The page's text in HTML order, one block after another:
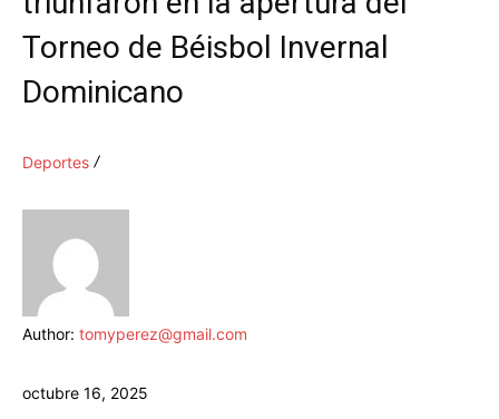
Torneo de Béisbol Invernal
Dominicano
Deportes
Author: tomyperez@gmail.com
octubre 16, 2025